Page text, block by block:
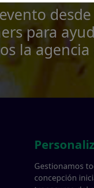
para
la
Gestionamos
concepción